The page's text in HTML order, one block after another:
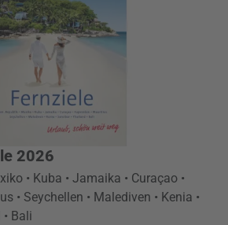
2026
• Kuba • Jamaika • Curaçao •
• Seychellen • Malediven • Kenia •
Bali